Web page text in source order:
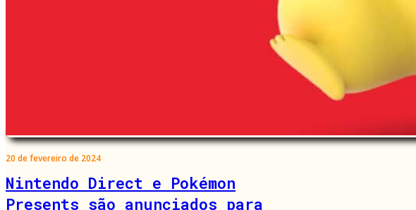
20 de fevereiro de 2024
Nintendo Direct e Pokémon
Presents são anunciados para